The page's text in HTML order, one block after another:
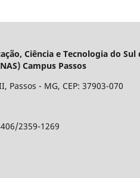
Ciência e Tecnologia do Sul
Campus Passos
Passos - MG, CEP: 37903-070
2359-1269